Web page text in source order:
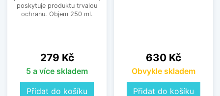
poskytuje produktu trvalou
ochranu. Objem 250 ml.
Cena
279 Kč
5 a více skladem
Přidat do košíku
Cena
630 Kč
Obvykle skladem
Přidat do košíku